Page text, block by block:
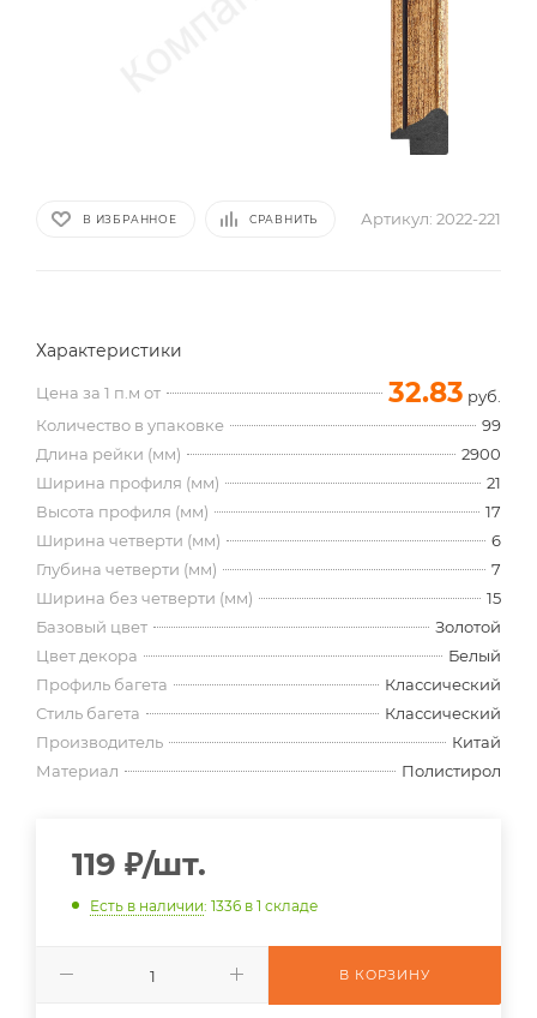
В ИЗБРАННОЕ СРАВНИТЬ Артикул: 2022-221
Характеристики
Цена за 1 п.м от 32.83 руб.
Количество в упаковке
99
Длина рейки (мм)
2900
Ширина профиля (мм)
21
Высота профиля (мм)
17
Ширина четверти (мм)
6
Глубина четверти (мм)
7
Ширина без четверти (мм)
15
Базовый цвет
Золотой
Цвет декора
Белый
Профиль багета
Классический
Стиль багета
Классический
Производитель
Китай
Материал
Полистирол
119 ₽/шт.
Есть в наличии: 1336 в 1 складе
В КОРЗИНУ